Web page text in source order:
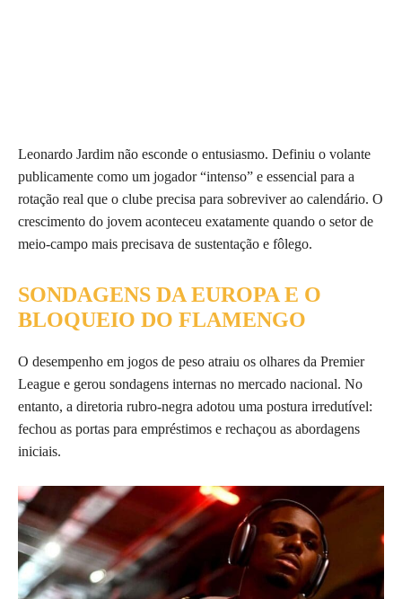
Leonardo Jardim não esconde o entusiasmo. Definiu o volante
publicamente como um jogador “intenso” e essencial para a
rotação real que o clube precisa para sobreviver ao calendário. O
crescimento do jovem aconteceu exatamente quando o setor de
meio-campo mais precisava de sustentação e fôlego.
SONDAGENS DA EUROPA E O
BLOQUEIO DO FLAMENGO
O desempenho em jogos de peso atraiu os olhares da Premier
League e gerou sondagens internas no mercado nacional. No
entanto, a diretoria rubro-negra adotou uma postura irredutível:
fechou as portas para empréstimos e rechaçou as abordagens
iniciais.